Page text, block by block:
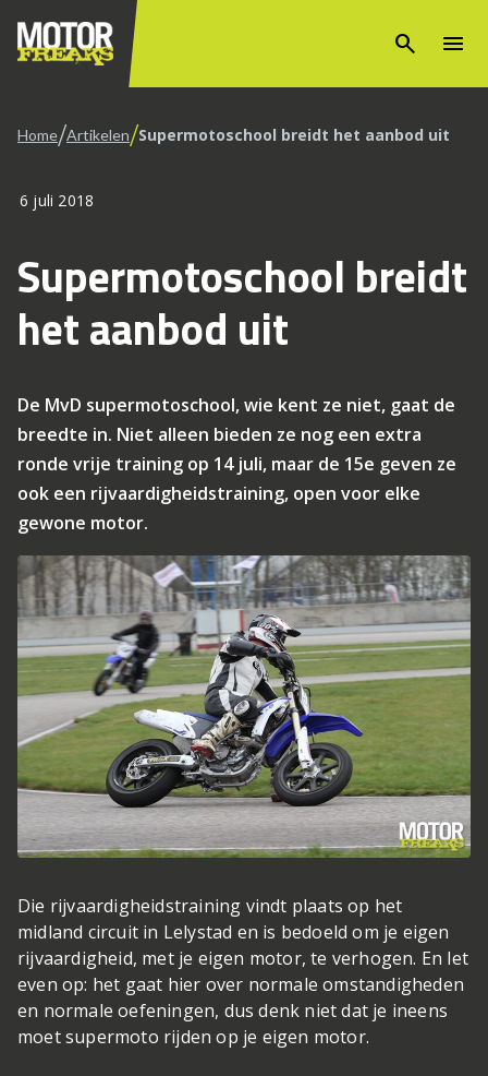
search menu
Home/Artikelen/Supermotoschool breidt het aanbod uit
6 juli 2018
Supermotoschool breidt
het aanbod uit
De MvD supermotoschool, wie kent ze niet, gaat de
breedte in. Niet alleen bieden ze nog een extra
ronde vrije training op 14 juli, maar de 15e geven ze
ook een rijvaardigheidstraining, open voor elke
gewone motor.
Die rijvaardigheidstraining vindt plaats op het
midland circuit in Lelystad en is bedoeld om je eigen
rijvaardigheid, met je eigen motor, te verhogen. En let
even op: het gaat hier over normale omstandigheden
en normale oefeningen, dus denk niet dat je ineens
moet supermoto rijden op je eigen motor.